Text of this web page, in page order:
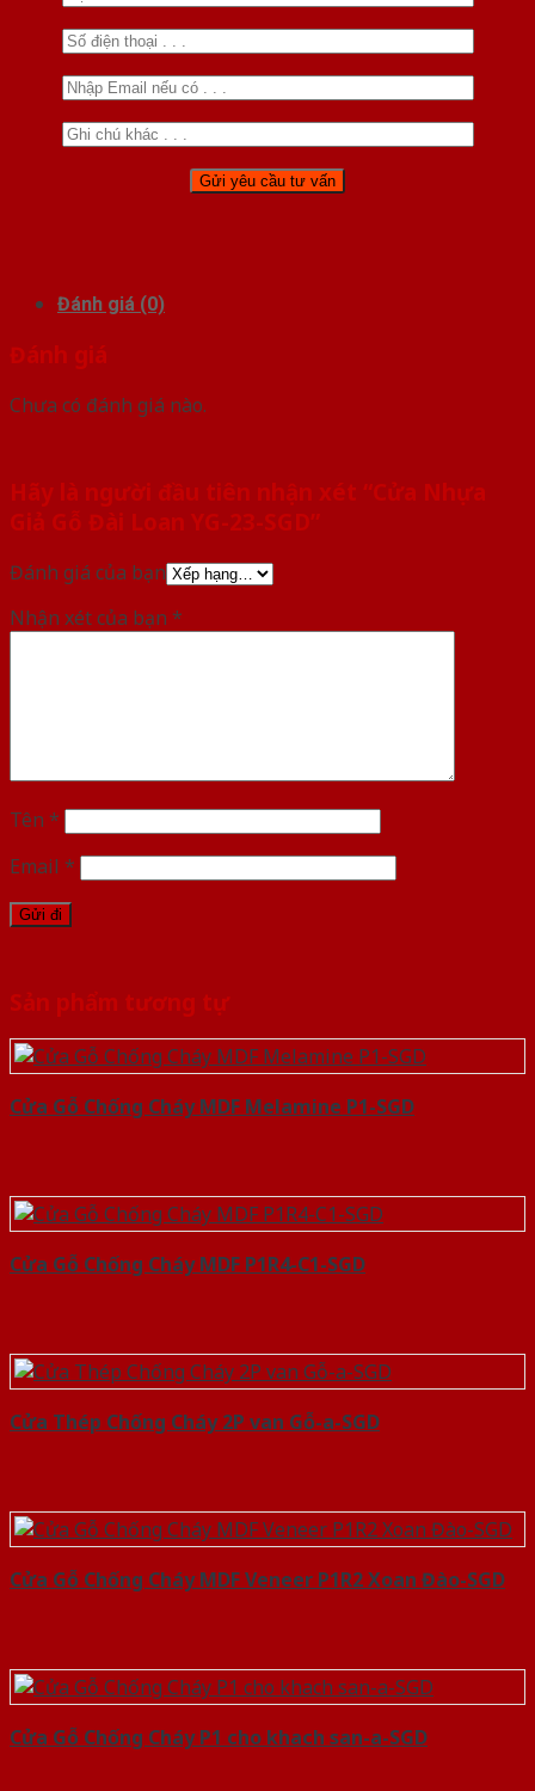
Đánh giá (0)
Đánh giá
Chưa có đánh giá nào.
Hãy là người đầu tiên nhận xét “Cửa Nhựa
Giả Gỗ Đài Loan YG-23-SGD”
Đánh giá của bạn
Nhận xét của bạn *
Tên *
Email *
Sản phẩm tương tự
Cửa Gỗ Chống Cháy MDF Melamine P1-SGD
Cửa Gỗ Chống Cháy MDF P1R4-C1-SGD
Cửa Thép Chống Cháy 2P van Gỗ-a-SGD
Cửa Gỗ Chống Cháy MDF Veneer P1R2 Xoan Đào-SGD
Cửa Gỗ Chống Cháy P1 cho khach san-a-SGD